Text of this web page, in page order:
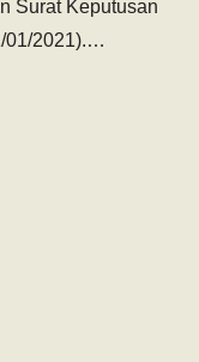
Surat Keputusan
01/2021).…